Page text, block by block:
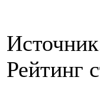
Рейтинг